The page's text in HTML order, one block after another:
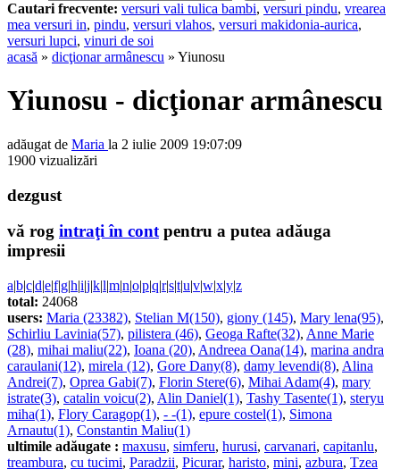
Cautari frecvente: versuri vali tulica bambi, versuri pindu, vrearea
mea versuri in, pindu, versuri vlahos, versuri makidonia-aurica,
versuri lupci, vinuri de soi
acasă » dicţionar armânescu » Yiunosu
Yiunosu - dicţionar armânescu
adăugat de Maria la 2 iulie 2009 19:07:09
1900 vizualizări
dezgust
vă rog intraţi în contpentru a putea adăuga
impresii
a|b|c|d|e|f|g|h|i|j|k|l|m|n|o|p|q|r|s|t|u|v|w|x|y|z
total: 24068
users: Maria (23382), Stelian M(150), giony (145), Mary lena(95),
Schirliu Lavinia(57), pilistera (46), Geoga Rafte(32), Anne Marie
(28), mihai maliu(22), Ioana (20), Andreea Oana(14), marina andra
caraulani(12), mirela (12), Gore Dany(8), damy levendi(8), Alina
Andrei(7), Oprea Gabi(7), Florin Stere(6), Mihai Adam(4), mary
istrate(3), catalin voicu(2), Alin Daniel(1), Tashy Tasente(1), steryu
miha(1), Flory Caragop(1), - -(1), epure costel(1), Simona
Arnautu(1), Constantin Maliu(1)
ultimile adăugate : maxusu, simferu, hurusi, carvanari, capitanlu,
treambura, cu tucimi, Paradzii, Picurar, haristo, mini, azbura, Tzea